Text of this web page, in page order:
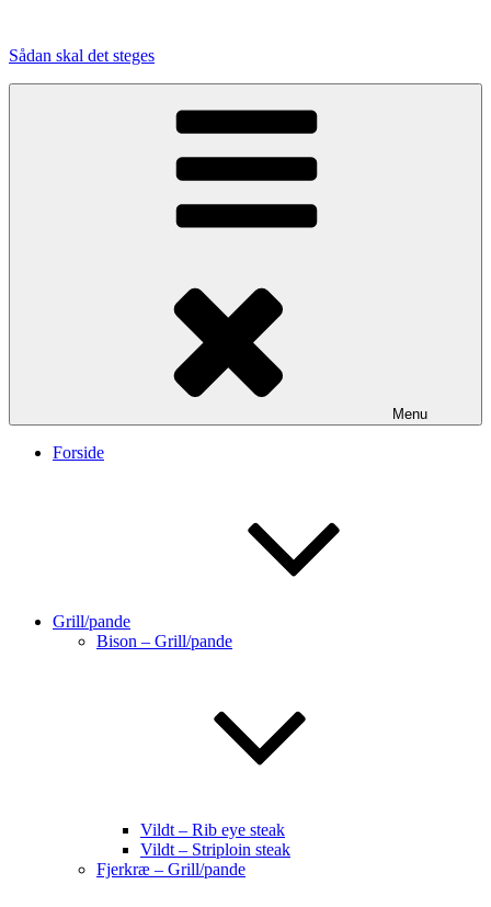
indhold
Sådan skal det steges
Menu
Forside
Grill/pande
Bison – Grill/pande
Vildt – Rib eye steak
Vildt – Striploin steak
Fjerkræ – Grill/pande